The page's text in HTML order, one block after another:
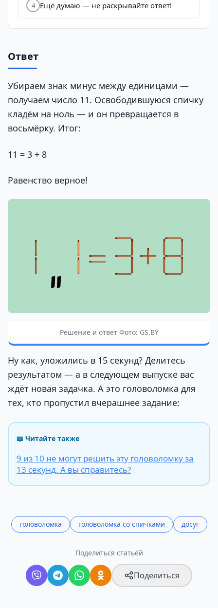
4 Ещё думаю — не раскрывайте ответ!
Ответ
Убираем знак минус между единицами —
получаем число 11. Освободившуюся спичку
кладём на ноль — и он превращается в
восьмёрку. Итог:
11 = 3 + 8
Равенство верное!
Решение и ответ Фото: GS.BY
Ну как, уложились в 15 секунд? Делитесь
результатом — а в следующем выпуске вас
ждёт новая задачка. А это головоломка для
тех, кто пропустил вчерашнее задание:
📖 Читайте также
9 из 10 не могут решить эту головоломку за
13 секунд. А вы справитесь?
головоломка головоломка со спичками досуг
Поделиться статьёй
Поделиться